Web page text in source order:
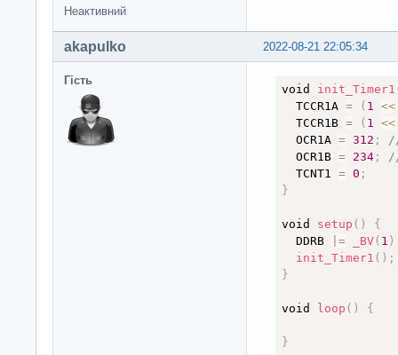
Неактивний
2022-08-21 22:05:34
akapulko
Гість
void init_Timer1
  TCCR1A
= ( 1 <<
  TCCR1B
= ( 1 <<
  OCR1A
= 312 ;
  OCR1B
= 234;
  TCNT1
= 0 ;
}
void setup ( )
{
  DDRB
= _BV( 1 )
init_Timer1 ( ) ;
}
void loop ( ) {
}